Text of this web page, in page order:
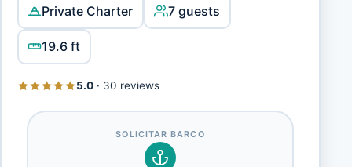
Private Charter 7 guests
19.6 ft
5.0· 30 reviews
SOLICITAR BARCO